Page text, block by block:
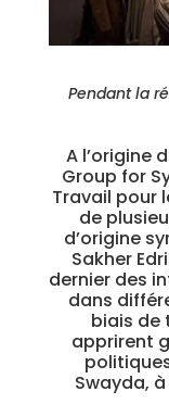
Pendant la
A l’origine
Group for
Travail pour
de
d’origine
Sakher
dernier des
dans
biais de
apprirent
Swayda,